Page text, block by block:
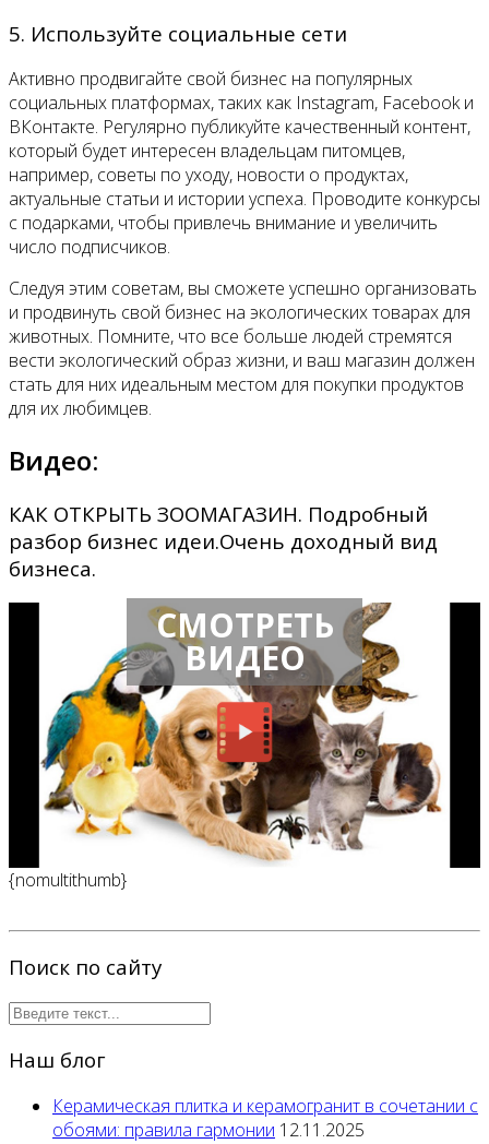
5. Используйте социальные сети
Активно продвигайте свой бизнес на популярных
социальных платформах, таких как Instagram, Facebook и
ВКонтакте. Регулярно публикуйте качественный контент,
который будет интересен владельцам питомцев,
например, советы по уходу, новости о продуктах,
актуальные статьи и истории успеха. Проводите конкурсы
с подарками, чтобы привлечь внимание и увеличить
число подписчиков.
Следуя этим советам, вы сможете успешно организовать
и продвинуть свой бизнес на экологических товарах для
животных. Помните, что все больше людей стремятся
вести экологический образ жизни, и ваш магазин должен
стать для них идеальным местом для покупки продуктов
для их любимцев.
Видео:
КАК ОТКРЫТЬ ЗООМАГАЗИН. Подробный
разбор бизнес идеи.Очень доходный вид
бизнеса.
СМОТРЕТЬ
ВИДЕО
{nomultithumb}
Поиск по сайту
Наш блог
Керамическая плитка и керамогранит в сочетании с
обоями: правила гармонии 12.11.2025